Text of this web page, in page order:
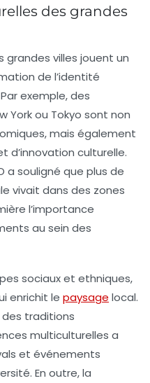
des grandes
grandes villes jouent un
de l’identité
exemple, des
York ou Tokyo sont non
mais également
d’innovation culturelle.
a souligné que plus de
vivait dans des zones
l’importance
au sein des
sociaux et ethniques,
enrichit le paysage local.
des traditions
multiculturelles a
et événements
En outre, la